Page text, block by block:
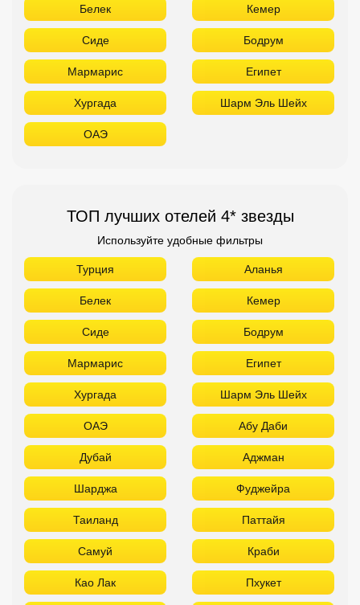
Белек Кемер
Сиде Бодрум
Мармарис Египет
Хургада Шарм Эль Шейх
ОАЭ
ТОП лучших отелей 4* звезды
Используйте удобные фильтры
Турция Аланья
Белек Кемер
Сиде Бодрум
Мармарис Египет
Хургада Шарм Эль Шейх
ОАЭ Абу Даби
Дубай Аджман
Шарджа Фуджейра
Таиланд Паттайя
Самуй Краби
Као Лак Пхукет